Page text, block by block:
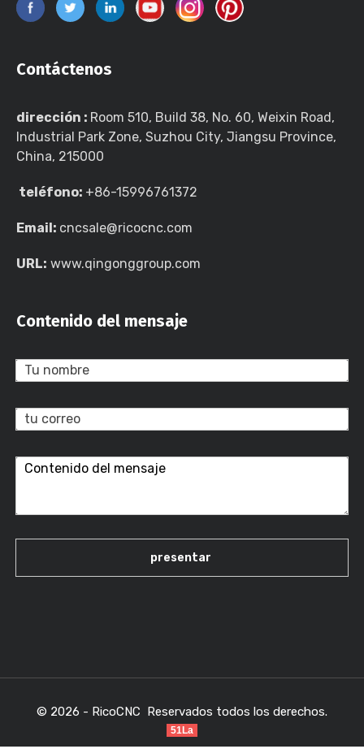
Contáctenos
dirección : Room 510, Build 38, No. 60, Weixin Road,
Industrial Park Zone, Suzhou City, Jiangsu Province,
China, 215000
teléfono: +86-15996761372
Email: cncsale@ricocnc.com
URL: www.qingonggroup.com
Contenido del mensaje
© 2026 - RicoCNC Reservados todos los derechos.
51La